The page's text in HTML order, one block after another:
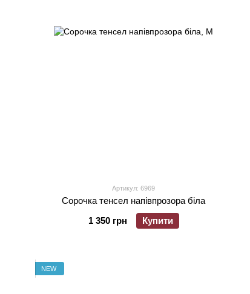
Артикул: 6969
Сорочка тенсел напівпрозора біла
1 350 грн
Купити
NEW